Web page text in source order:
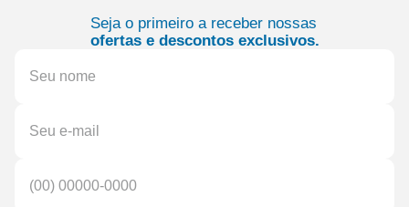
Seja o primeiro a receber nossas
ofertas e descontos exclusivos.